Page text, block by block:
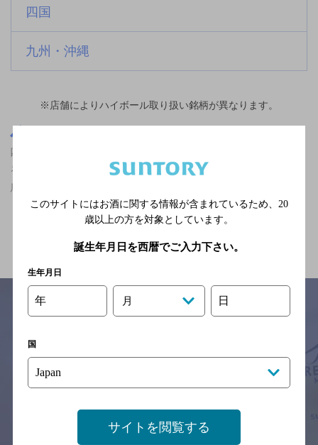
四国
九州・沖縄
※店舗によりハイボール取り扱い銘柄が異なります。
四街道駅(千葉県)周辺500m,その他,ザ・プレミアム・モルツが飲め
る,誕生日や記念日のサービスあり,2,000円以上～3,000円未満のお
店
※それぞれのお店のメニューや営業時間などの掲載情報については、
念のためお店にご確認の上ご来店くださいますようお願い申し上げま
情報提供：ぐるなび
このサイトにはお酒に関する情報が含まれているため、 20
歳以上の方を対象としています。
誕生年月日を西暦でご入力下さい。
生年月日
年 月 日
国
サイトを閲覧する